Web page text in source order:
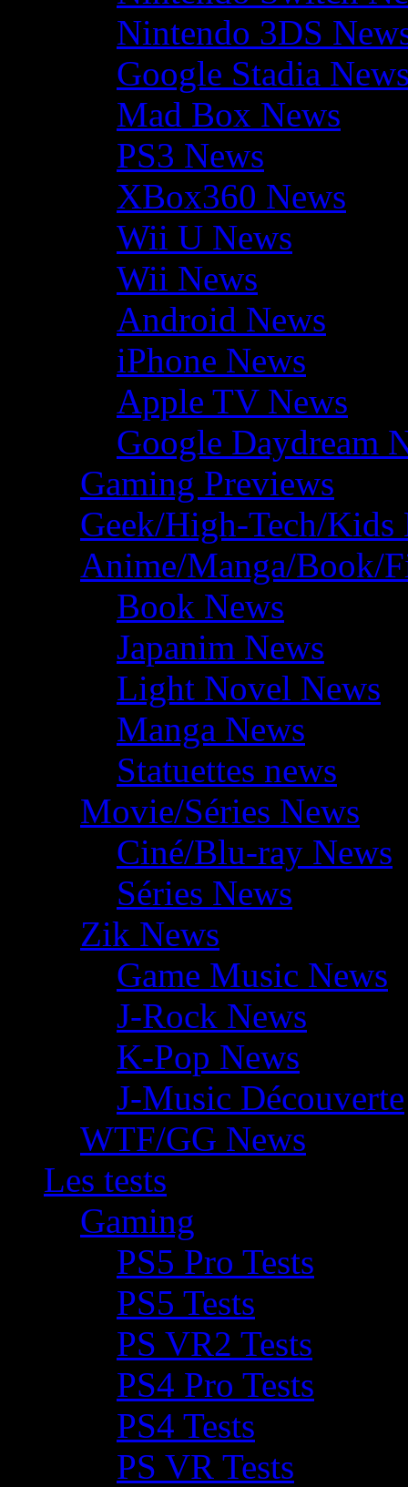
Nintendo 3DS
Google Stadia
Mad Box News
PS3 News
XBox360 News
Wii U News
Wii News
Android News
iPhone News
Apple TV News
Google Daydream
Gaming Previews
Geek/High-Tech/Kids
Anime/Manga/Book/
Book News
Japanim News
Light Novel News
Manga News
Statuettes news
Movie/Séries News
Ciné/Blu-ray News
Séries News
Zik News
Game Music News
J-Rock News
K-Pop News
J-Music Découverte
WTF/GG News
Les tests
Gaming
PS5 Pro Tests
PS5 Tests
PS VR2 Tests
PS4 Pro Tests
PS4 Tests
PS VR Tests